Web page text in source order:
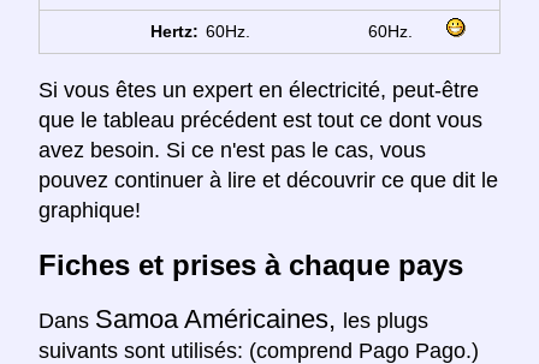
Hertz: 60Hz. 60Hz.
Si vous êtes un expert en électricité, peut-être
que le tableau précédent est tout ce dont vous
avez besoin. Si ce n'est pas le cas, vous
pouvez continuer à lire et découvrir ce que dit le
graphique!
Fiches et prises à chaque pays
Dans Samoa Américaines, les plugs
suivants sont utilisés: (comprend Pago Pago.)